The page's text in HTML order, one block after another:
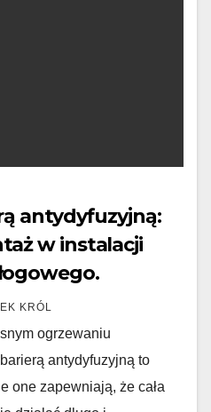
antydyfuzyjną:
w instalacji
KRÓL
ogrzewaniu
antydyfuzyjną to
one zapewniają, że cała